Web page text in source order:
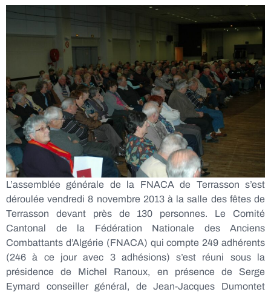
L’assemblée générale de la FNACA de Terrasson s’est
déroulée vendredi 8 novembre 2013 à la salle des fêtes de
Terrasson devant près de 130 personnes. Le Comité
Cantonal de la Fédération Nationale des Anciens
Combattants d’Algérie (FNACA) qui compte 249 adhérents
(246 à ce jour avec 3 adhésions) s’est réuni sous la
présidence de Michel Ranoux, en présence de Serge
Eymard conseiller général, de Jean-Jacques Dumontet